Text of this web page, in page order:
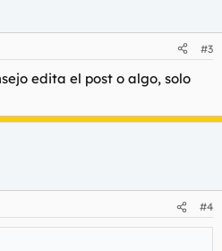
#3
edita el post o algo, solo
#4